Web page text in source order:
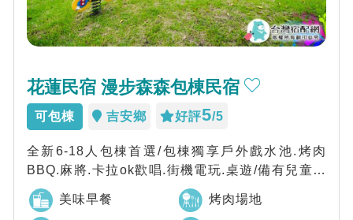
花蓮民宿 漫步森森包棟民宿
可包棟 吉安鄉 好評5/5
全新6-18人包棟首選/包棟獨享戶外戲水池.烤肉
BBQ.麻將.卡拉ok歡唱.街機電玩.桌遊/備有兒童遊
戲區.沙坑.盪鞦韆.蹺蹺板，...
美味早餐 烤肉場地